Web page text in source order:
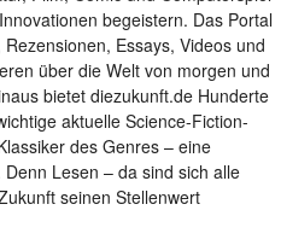
begeistern. Das Portal
Essays, Videos und
über die Welt von morgen und
bietet diezukunft.de Hunderte
aktuelle Science-Fiction-
des Genres – eine
Lesen – da sind sich alle
seinen Stellenwert